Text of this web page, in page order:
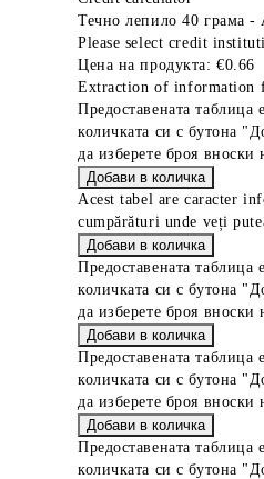
Течно лепило 40 грама -
Please select credit
Цена на продукта: €0.66
Extraction of information
Предоставената
количката си с бутона
да изберете броя вноски
Acest tabel are caracter
cumpărături unde veți
Предоставената
количката си с бутона
да изберете броя вноски
Предоставената
количката си с бутона
да изберете броя вноски
Предоставената
количката си с бутона